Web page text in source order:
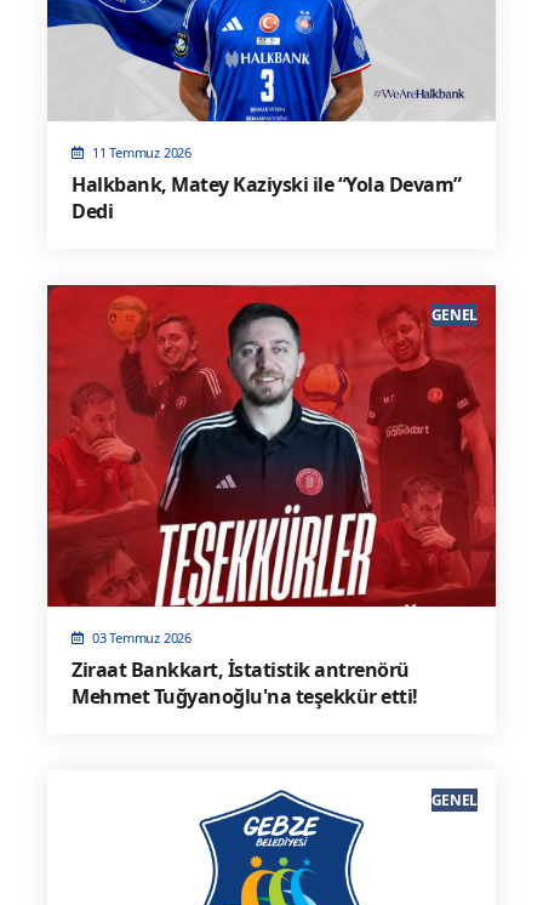
11 Temmuz 2026
Halkbank, Matey Kaziyski ile “Yola Devam”
Dedi
03 Temmuz 2026
Ziraat Bankkart, İstatistik antrenörü
Mehmet Tuğyanoğlu'na teşekkür etti!
GENEL
GENEL